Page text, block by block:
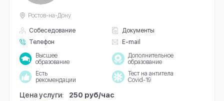
Собеседование
Документы
Телефон
E-mail
Ростов-на-Дону
Высшее
образование
Дополнительное
образование
Есть
рекомендации
Тест на антитела
Covid-19
Цена услуги:
250 руб/час